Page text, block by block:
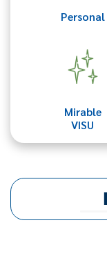
Personal
Mirable
VISU